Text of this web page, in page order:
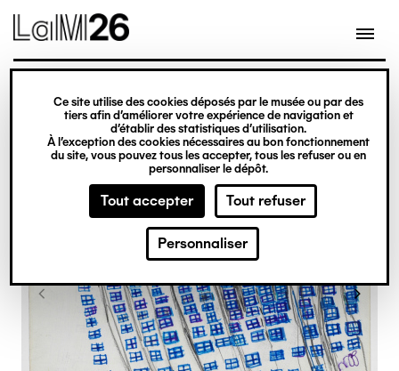
Gestion des cookies
Ce site utilise des cookies déposés par le musée ou par des
tiers afin d’améliorer votre expérience de navigation et
d’établir des statistiques d’utilisation.
À l’exception des cookies nécessaires au bon fonctionnement
du site, vous pouvez tous les accepter, tous les refuser ou en
personnaliser le dépôt.
Tout accepter Tout refuser
Personnaliser
contenu